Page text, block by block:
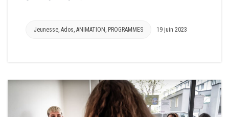
Jeunesse, Ados, ANIMATION , PROGRAMMES 19 juin 2023